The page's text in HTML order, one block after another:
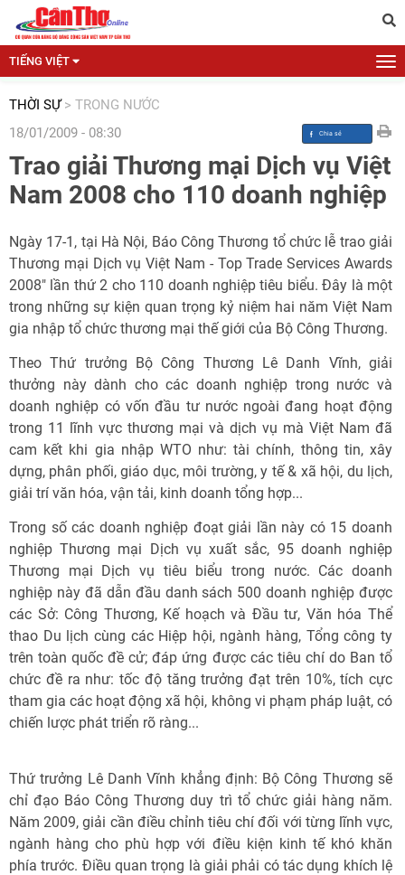
TIẾNG VIỆT
THỜI SỰ > TRONG NƯỚC
18/01/2009 - 08:30
Trao giải Thương mại Dịch vụ Việt
Nam 2008 cho 110 doanh nghiệp
Ngày 17-1, tại Hà Nội, Báo Công Thương tổ chức lễ trao giải
Thương mại Dịch vụ Việt Nam - Top Trade Services Awards
2008" lần thứ 2 cho 110 doanh nghiệp tiêu biểu. Đây là một
trong những sự kiện quan trọng kỷ niệm hai năm Việt Nam
gia nhập tổ chức thương mại thế giới của Bộ Công Thương.
Theo Thứ trưởng Bộ Công Thương Lê Danh Vĩnh, giải
thưởng này dành cho các doanh nghiệp trong nước và
doanh nghiệp có vốn đầu tư nước ngoài đang hoạt động
trong 11 lĩnh vực thương mại và dịch vụ mà Việt Nam đã
cam kết khi gia nhập WTO như: tài chính, thông tin, xây
dựng, phân phối, giáo dục, môi trường, y tế & xã hội, du lịch,
giải trí văn hóa, vận tải, kinh doanh tổng hợp...
Trong số các doanh nghiệp đoạt giải lần này có 15 doanh
nghiệp Thương mại Dịch vụ xuất sắc, 95 doanh nghiệp
Thương mại Dịch vụ tiêu biểu trong nước. Các doanh
nghiệp này đã dẫn đầu danh sách 500 doanh nghiệp được
các Sở: Công Thương, Kế hoạch và Đầu tư, Văn hóa Thể
thao Du lịch cùng các Hiệp hội, ngành hàng, Tổng công ty
trên toàn quốc đề cử; đáp ứng được các tiêu chí do Ban tổ
chức đề ra như: tốc độ tăng trưởng đạt trên 10%, tích cực
tham gia các hoạt động xã hội, không vi phạm pháp luật, có
chiến lược phát triển rõ ràng...
Thứ trưởng Lê Danh Vĩnh khẳng định: Bộ Công Thương sẽ
chỉ đạo Báo Công Thương duy trì tổ chức giải hàng năm.
Năm 2009, giải cần điều chỉnh tiêu chí đối với từng lĩnh vực,
ngành hàng cho phù hợp với điều kiện kinh tế khó khăn
phía trước. Điều quan trọng là giải phải có tác dụng khích lệ